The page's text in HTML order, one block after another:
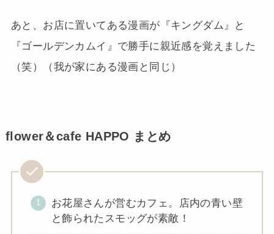
あと、お店に置いてある漫画が『キングダム』と
『ゴールデンカムイ』で勝手に親近感を覚えました
（笑）（我が家にある漫画と同じ）
flower＆cafe HAPPO まとめ
お花屋さんが営むカフェ。店内の青い壁
と飾られたスモッグが素敵！